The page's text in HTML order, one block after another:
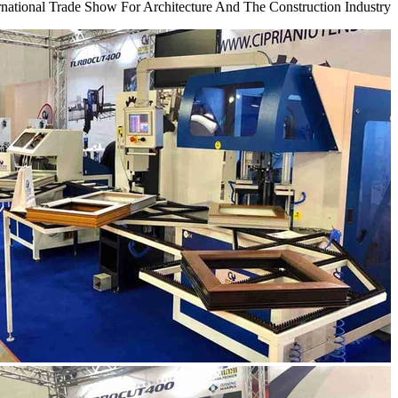
Trade Show For Architecture And The Construction Industry